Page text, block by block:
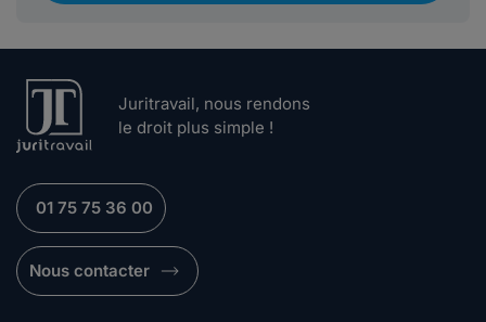
Juritravail, nous rendons
le droit plus simple !
01 75 75 36 00
Nous contacter